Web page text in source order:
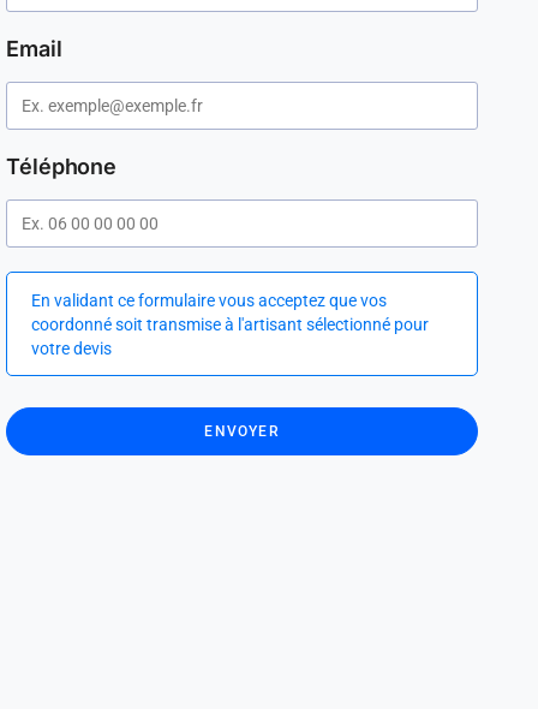
Email
Téléphone
En validant ce formulaire vous acceptez que vos
coordonné soit transmise à l'artisant sélectionné pour
votre devis
ENVOYER